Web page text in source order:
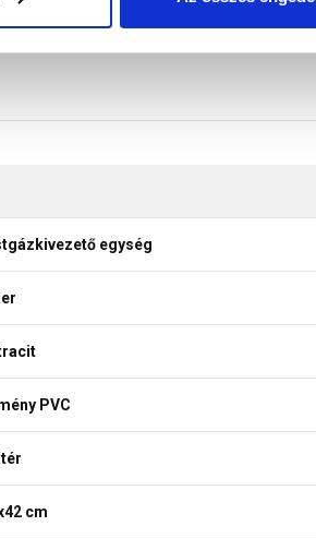
egység
PVC
cm